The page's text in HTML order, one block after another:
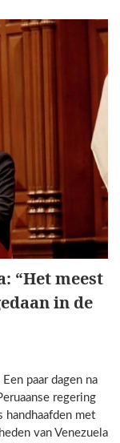
“Het meest
in de
paar dagen na
regering
handhaafden met
van Venezuela